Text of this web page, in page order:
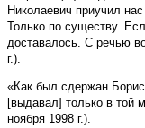
Николаевич приучил
Только по существу.
доставалось. С речью
г.).
«Как был сдержан
[выдавал] только в той
ноября 1998 г.).